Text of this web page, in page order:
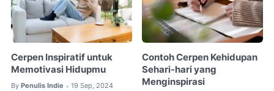
Cerpen Inspiratif untuk
Memotivasi Hidupmu
By Penulis Indie • 19 Sep, 2024
Contoh Cerpen Kehidupan
Sehari-hari yang
Menginspirasi